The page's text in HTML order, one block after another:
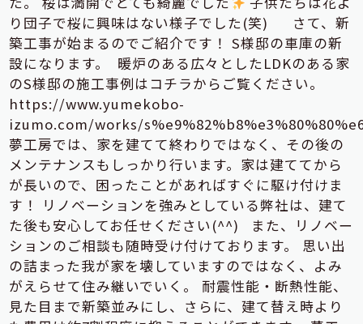
り団子で桜に興味はない様子でした(笑)
さて、新
築工事が始まるのでご紹介です！ S様邸の車庫の新
設になります。
暖炉のある広々としたLDKのある家
のS様邸の施工事例はコチラからご覧ください。
https://www.yumekobo-
izumo.com/works/
夢工房では、家を建てて終わりではなく、その後の
メンテナンスもしっかり行います。家は建ててから
が長いので、困ったことがあればすぐに駆け付けま
す！ リノベーションを強みとしている弊社は、建て
た後も安心してお任せください(^^) また、リノベー
ションのご相談も随時受け付けております。 思い出
の詰まった我が家を壊していますのではなく、よみ
がえらせて住み継いでいく。 耐震性能・断熱性能、
見た目まで新築並みにし、さらに、建て替え時より